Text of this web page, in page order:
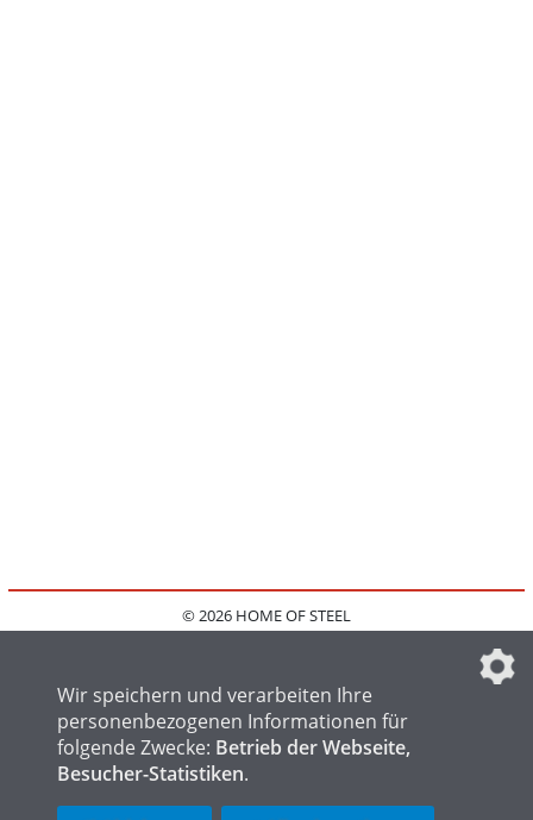
© 2026 HOME OF STEEL
IMPRESSUM
FAQ
DATENSCHUTZEINSTELLUNGEN
HOME OF WELDING
HOME OF LOGISTICS
Wir speichern und verarbeiten Ihre
personenbezogenen Informationen für
folgende Zwecke: Betrieb der Webseite,
Besucher-Statistiken.